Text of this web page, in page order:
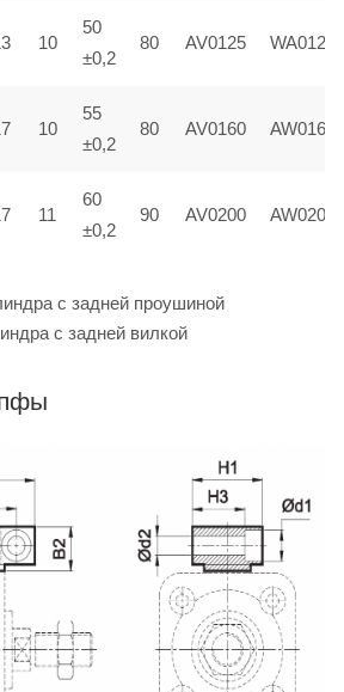
10
50
±0,2
80 AV0125 WA0125
10
55
±0,2
80 AV0160 AW0160
11
60
±0,2
90 AV0200 AW0200
с задней проушиной
с задней вилкой